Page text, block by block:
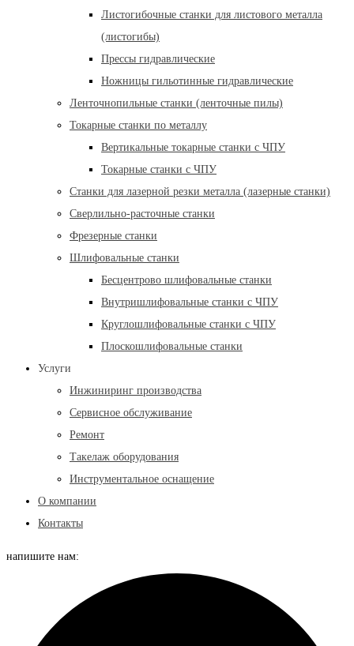
Листогибочные станки для листового металла
(листогибы)
Прессы гидравлические
Ножницы гильотинные гидравлические
Ленточнопильные станки (ленточные пилы)
Токарные станки по металлу
Вертикальные токарные станки с ЧПУ
Токарные станки с ЧПУ
Станки для лазерной резки металла (лазерные станки)
Сверлильно-расточные станки
Фрезерные станки
Шлифовальные станки
Бесцентрово шлифовальные станки
Внутришлифовальные станки с ЧПУ
Круглошлифовальные станки с ЧПУ
Плоскошлифовальные станки
Услуги
Инжиниринг производства
Сервисное обслуживание
Ремонт
Такелаж оборудования
Инструментальное оснащение
О компании
Контакты
напишите нам: